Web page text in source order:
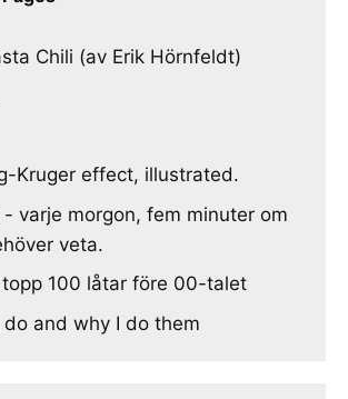
Chili (av Erik Hörnfeldt)
Kruger effect, illustrated.
varje morgon, fem minuter om
veta.
100 låtar före 00-talet
and why I do them